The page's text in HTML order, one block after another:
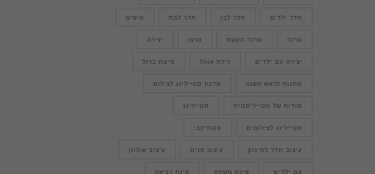
חדר ילדים חדר לבן חדר לבת טיפים
טרנד טרנד הקשת טרצו יצירה
יצירה עם ילדים כילת אוהל מיטת ברזל
מתנות לראש השנה סדנת סטיילינג לצילום
סודות של סטייליסטית סטיילינג
סטיילינג לצילומים סקנדינבי
עיצוב חדר לתינוק עיצוב פנים עיצוב שולחן
עם ילדים פינת משחק פינת רביצה